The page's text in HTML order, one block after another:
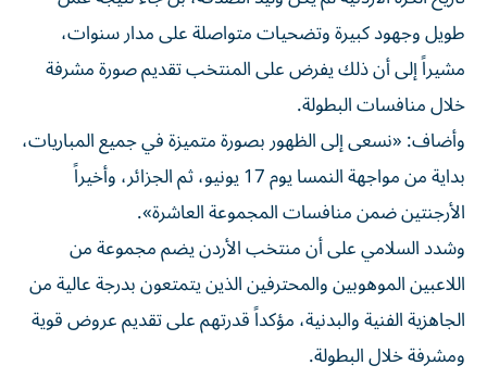
طويل وجهود كبيرة وتضحيات متواصلة على مدار سنوات،
مشيراً إلى أن ذلك يفرض على المنتخب تقديم صورة مشرفة
خلال منافسات البطولة.
وأضاف: «نسعى إلى الظهور بصورة متميزة في جميع المباريات،
بداية من مواجهة النمسا يوم 17 يونيو، ثم الجزائر، وأخيراً
الأرجنتين ضمن منافسات المجموعة العاشرة».
وشدد السلامي على أن منتخب الأردن يضم مجموعة من
اللاعبين الموهوبين والمحترفين الذين يتمتعون بدرجة عالية من
الجاهزية الفنية والبدنية، مؤكداً قدرتهم على تقديم عروض قوية
ومشرفة خلال البطولة.